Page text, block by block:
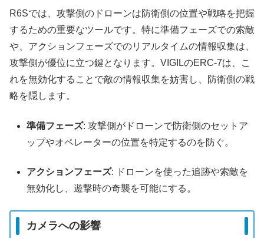
R6Sでは、攻撃側のドローンは防衛側の位置や戦略を把握
するための重要なツールです。特に準備フェーズでの索敵
や、アクションフェーズでのリアルタイムの情報収集は、
攻撃側が優位に立つ鍵となります。VIGILのERC-7は、こ
れを無効化することで敵の情報収集を妨害し、防衛側の戦
略を隠します。
準備フェーズ: 攻撃側がドローンで防衛側のセットア
ップやオペレーターの位置を特定するのを防ぐ。
アクションフェーズ: ドローンを使った追跡や索敵を
無効化し、遊撃時の奇襲を可能にする。
カメラへの影響